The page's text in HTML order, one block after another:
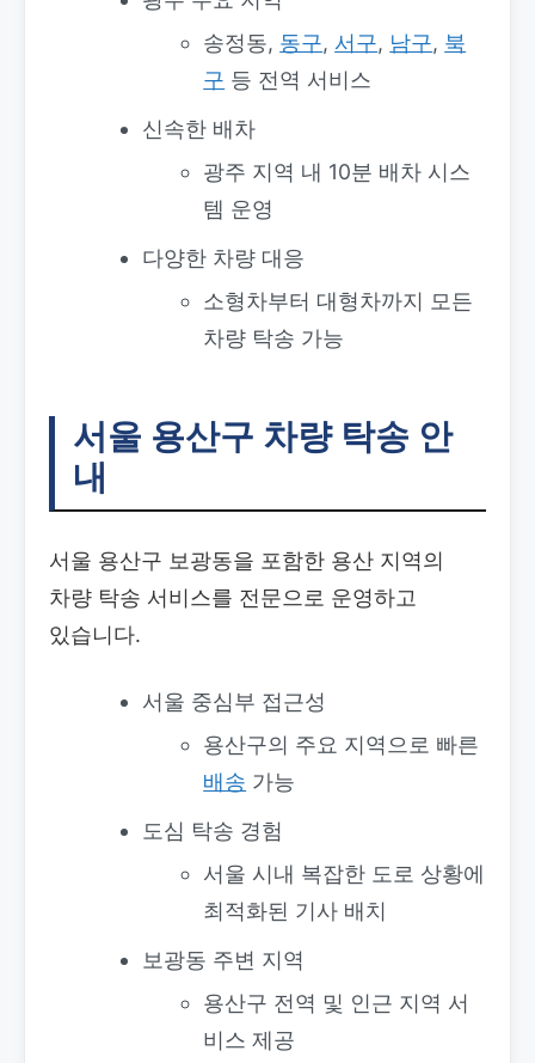
송정동, 동구, 서구, 남구, 북
구 등 전역 서비스
신속한 배차
광주 지역 내 10분 배차 시스
템 운영
다양한 차량 대응
소형차부터 대형차까지 모든
차량 탁송 가능
서울 용산구 차량 탁송 안
내
서울 용산구 보광동을 포함한 용산 지역의
차량 탁송 서비스를 전문으로 운영하고
있습니다.
서울 중심부 접근성
용산구의 주요 지역으로 빠른
배송 가능
도심 탁송 경험
서울 시내 복잡한 도로 상황에
최적화된 기사 배치
보광동 주변 지역
용산구 전역 및 인근 지역 서
비스 제공